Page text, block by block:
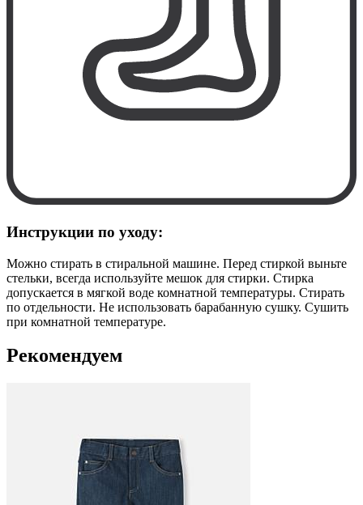
Инструкции по уходу:
Можно стирать в стиральной машине. Перед стиркой выньте
стельки, всегда используйте мешок для стирки. Стирка
допускается в мягкой воде комнатной температуры. Стирать
по отдельности. Не использовать барабанную сушку. Сушить
при комнатной температуре.
Рекомендуем